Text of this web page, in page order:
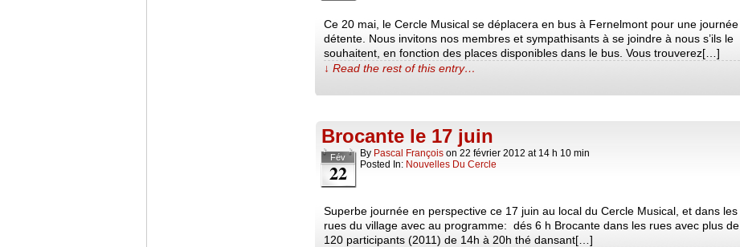
Ce 20 mai, le Cercle Musical se déplacera en bus à Fernelmont pour une journée
détente. Nous invitons nos membres et sympathisants à se joindre à nous s’ils le
souhaitent, en fonction des places disponibles dans le bus. Vous trouverez[…]
↓ Read the rest of this entry…
Brocante le 17 juin
Fév
22
By Pascal François on 22 février 2012 at 14 h 10 min
Posted In: Nouvelles Du Cercle
Superbe journée en perspective ce 17 juin au local du Cercle Musical, et dans les
rues du village avec au programme: dés 6 h Brocante dans les rues avec plus de
120 participants (2011) de 14h à 20h thé dansant[…]